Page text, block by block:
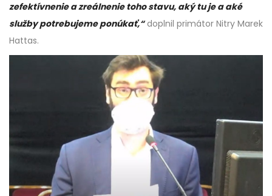
zefektívnenie a zreálnenie toho stavu, aký tu je a aké
služby potrebujeme ponúkať,“doplnil primátor Nitry Marek
Hattas.